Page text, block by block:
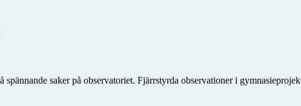
saker på observatoriet. Fjärrstyrda observationer i